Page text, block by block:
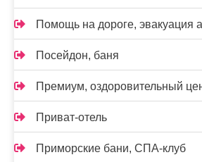
Помощь на дороге, эвакуация
Посейдон, баня
Премиум, оздоровительный
Приват-отель
Приморские бани, СПА-клуб